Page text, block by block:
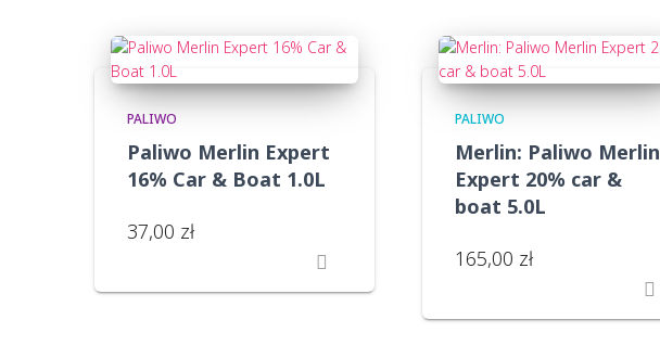
do
PALIWO
Paliwo Merlin Expert
16% Car & Boat 1.0L
37,00 zł
PALIWO
Merlin: Paliwo Merlin
Expert 20% car &
boat 5.0L
165,00 zł